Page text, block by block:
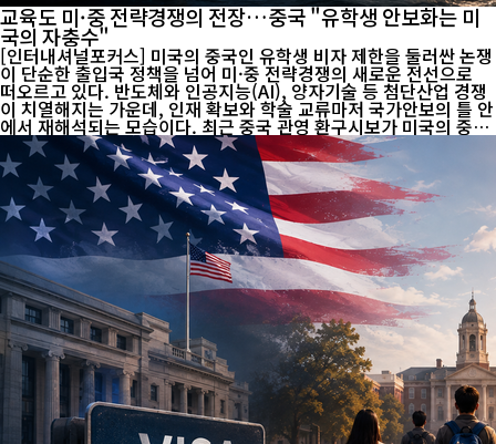
교육도 미·중 전략경쟁의 전장…중국 "유학생 안보화는 미
국의 자충수"
[인터내셔널포커스] 미국의 중국인 유학생 비자 제한을 둘러싼 논쟁
이 단순한 출입국 정책을 넘어 미·중 전략경쟁의 새로운 전선으로
떠오르고 있다. 반도체와 인공지능(AI), 양자기술 등 첨단산업 경쟁
이 치열해지는 가운데, 인재 확보와 학술 교류마저 국가안보의 틀 안
에서 재해석되는 모습이다. 최근 중국 관영 환구시보가 미국의 중국
인 유학생 제한 움직임을 강하게 비판한 것도 이러한 흐름을 반영한
다. 환구시보는 미국 보수 성향 싱크탱크가 중국인 유학생 감소를
"미국 학생과 국가안보에 도움이 된다"고 평가한 보고서를 두고, 정
상적인 교육 교류를 안보 문제로 정치화한 사례라고 주장했다. 중국
인 유학생을 잠재적 안보 위협으로 일반화하는 것은 냉전적 사고에
가깝다는 것이 중국 측의 시각이다. 기술 패권 경쟁이 교육으로 확산
중국의 반발은 최근 미·중 관계의 변화와 맞닿아 있다. 미국은 ...